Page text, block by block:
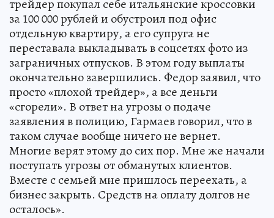
трейдер покупал себе итальянские кроссовки
за 100 000 рублей и обустроил под офис
отдельную квартиру, а его супруга не
переставала выкладывать в соцсетях фото из
заграничных отпусков. В этом году выплаты
окончательно завершились. Федор заявил, что
просто «плохой трейдер», а все деньги
«сгорели». В ответ на угрозы о подаче
заявления в полицию, Гармаев говорил, что в
таком случае вообще ничего не вернет.
Многие верят этому до сих пор. Мне же начали
поступать угрозы от обманутых клиентов.
Вместе с семьей мне пришлось переехать, а
бизнес закрыть. Средств на оплату долгов не
осталось».